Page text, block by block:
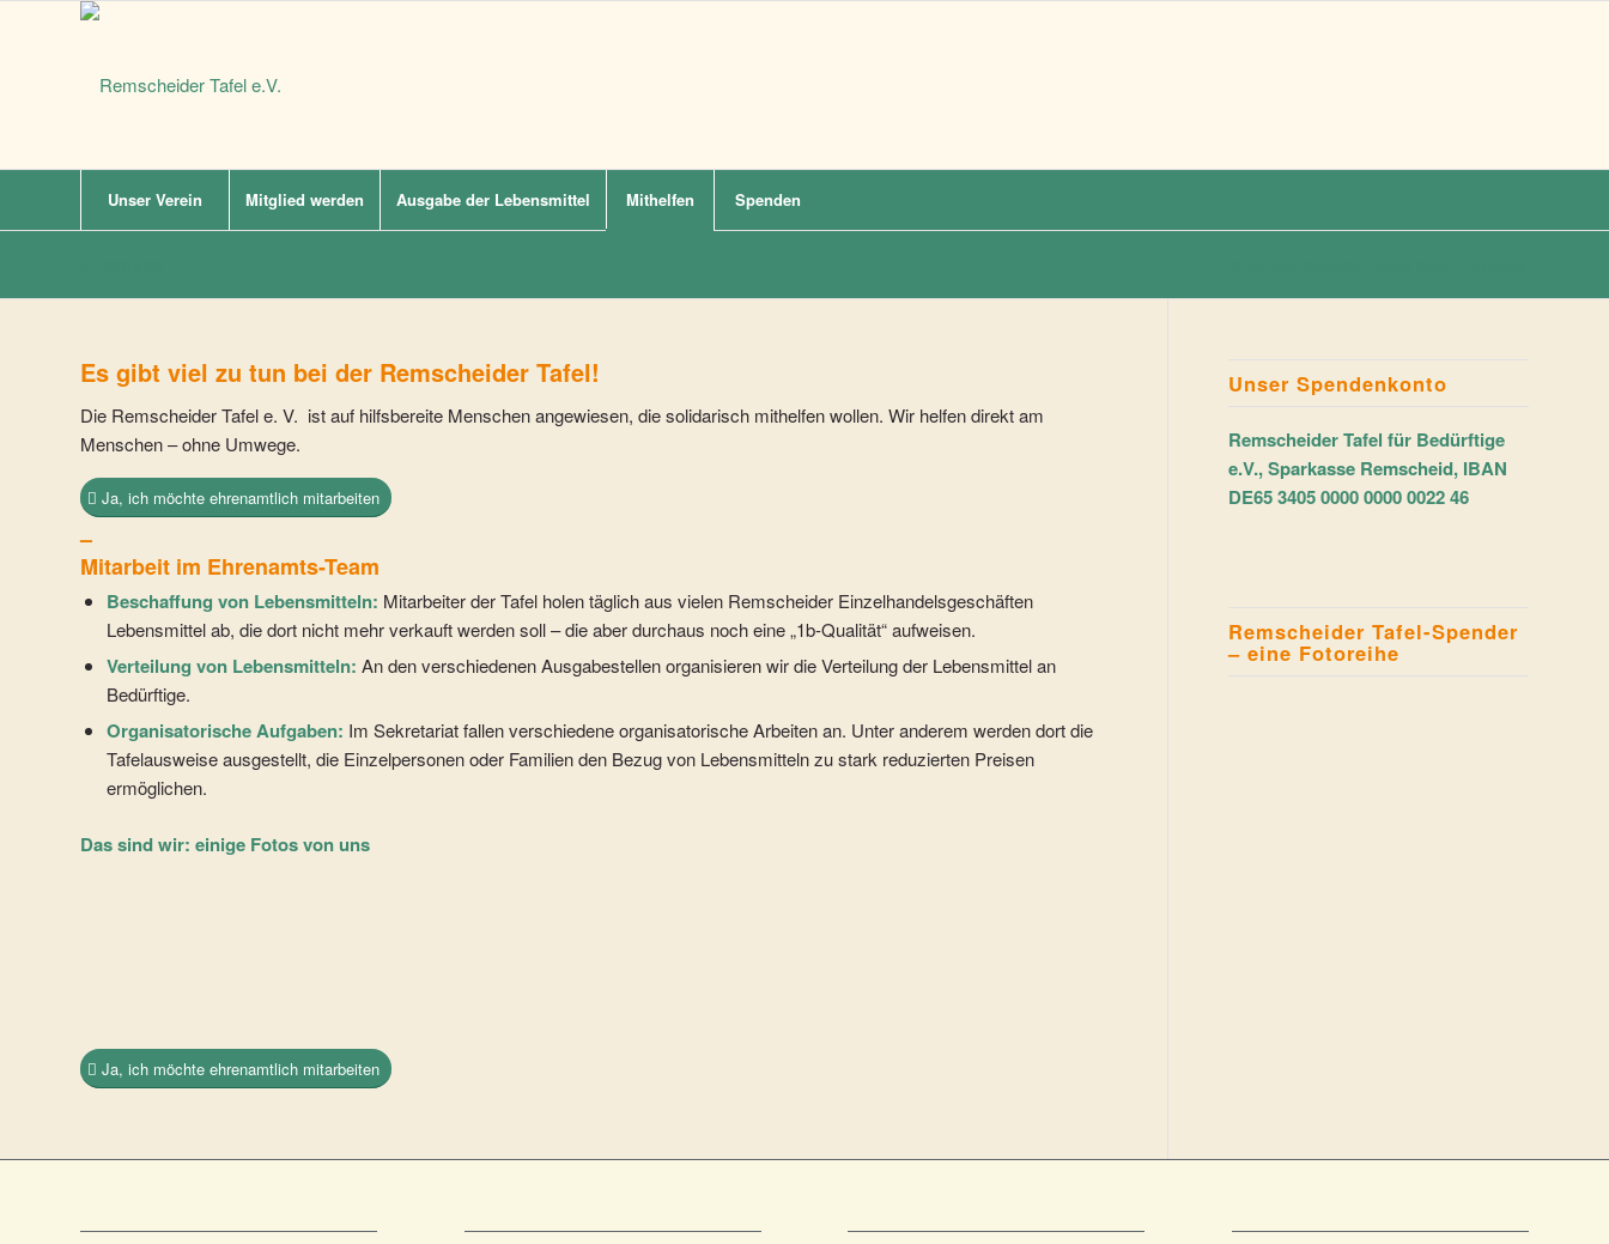
Unser Verein Mitglied werden Ausgabe der Lebensmittel Mithelfen Spenden
Es gibt viel zu tun bei der Remscheider Tafel!
Die Remscheider Tafel e. V. ist auf hilfsbereite Menschen angewiesen, die solidarisch mithelfen wollen. Wir helfen direkt am
Menschen – ohne Umwege.
Ja, ich möchte ehrenamtlich mitarbeiten
–
Mitarbeit im Ehrenamts-Team
Beschaffung von Lebensmitteln: Mitarbeiter der Tafel holen täglich aus vielen Remscheider Einzelhandelsgeschäften
Lebensmittel ab, die dort nicht mehr verkauft werden soll – die aber durchaus noch eine „1b-Qualität“ aufweisen.
Verteilung von Lebensmitteln: An den verschiedenen Ausgabestellen organisieren wir die Verteilung der Lebensmittel an
Bedürftige.
Organisatorische Aufgaben: Im Sekretariat fallen verschiedene organisatorische Arbeiten an. Unter anderem werden dort die
Tafelausweise ausgestellt, die Einzelpersonen oder Familien den Bezug von Lebensmitteln zu stark reduzierten Preisen
ermöglichen.
Das sind wir: einige Fotos von uns
Ja, ich möchte ehrenamtlich mitarbeiten
Unser Spendenkonto
Remscheider Tafel für Bedürftige
e.V., Sparkasse Remscheid, IBAN
DE65 3405 0000 0000 0022 46
Remscheider Tafel-Spender
– eine Fotoreihe